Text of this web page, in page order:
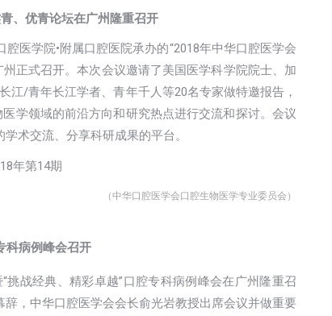
、优青论坛在广州隆重召开
医学院•附属口腔医院承办的“2018年中华口腔医学会
正式召开。本次会议邀请了美国医学科学院院士、加
/青年长江学者、青年千人等20名专家做特邀报告，
学领域的前沿方向和研究热点进行交流和探讨。会议
术交流、分享科研成果的平台。
（中华口腔医学会口腔生物医学专业委员会）
科病例峰会召开
战经典、精彩卓越”口腔专科病例峰会在广州隆重召
，中华口腔医学会会长俞光岩教授出席会议并做重要